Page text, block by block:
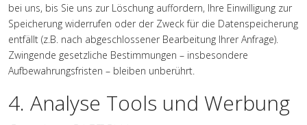
bei uns, bis Sie uns zur Löschung auffordern, Ihre Einwilligung zur
Speicherung widerrufen oder der Zweck für die Datenspeicherung
entfällt (z.B. nach abgeschlossener Bearbeitung Ihrer Anfrage).
Zwingende gesetzliche Bestimmungen – insbesondere
Aufbewahrungsfristen – bleiben unberührt.
4. Analyse Tools und Werbung